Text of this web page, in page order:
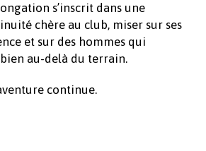
s’inscrit dans une
chère au club, miser sur ses
et sur des hommes qui
au-delà du terrain.
continue.